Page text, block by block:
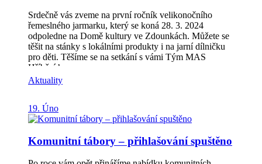
Srdečně vás zveme na první ročník velikonočního
řemeslného jarmarku, který se koná 28. 3. 2024
odpoledne na Domě kultury ve Zdounkách. Můžete se
těšit na stánky s lokálními produkty i na jarní dílničku
pro děti. Těšíme se na setkání s vámi Tým MAS
Hříběcí hory
Aktuality
19. Úno
Komunitní tábory – přihlašování spuštěno